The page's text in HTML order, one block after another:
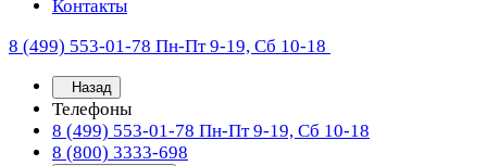
Контакты
8 (499) 553-01-78 Пн-Пт 9-19, Сб 10-18
Назад
Телефоны
8 (499) 553-01-78 Пн-Пт 9-19, Сб 10-18
8 (800) 3333-698